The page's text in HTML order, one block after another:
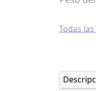
Todas